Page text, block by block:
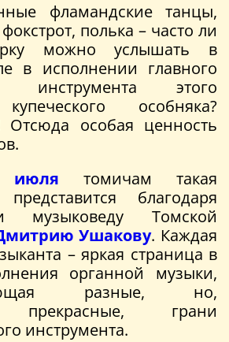
фламандские танцы,
полька – часто ли
можно услышать в
в исполнении главного
инструмента этого
особняка?
Отсюда особая ценность
томичам такая
благодаря
музыковеду Томской
Ушакову. Каждая
– яркая страница в
органной музыки,
разные, но,
прекрасные, грани
инструмента.